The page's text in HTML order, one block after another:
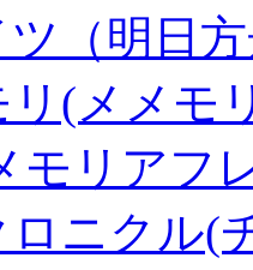
（明日
リ(メメモ
モリアフ
ニクル(